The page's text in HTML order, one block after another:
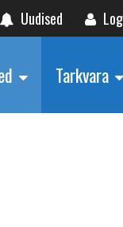
Uudised
Tarkvara